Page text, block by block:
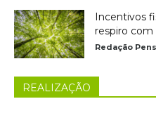
Incentivos
respiro com
Redação
REALIZAÇÃO